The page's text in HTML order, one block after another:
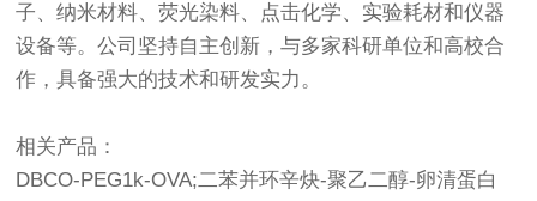
子、纳米材料、荧光染料、点击化学、实验耗材和仪器
设备等。公司坚持自主创新，与多家科研单位和高校合
作，具备强大的技术和研发实力。
相关产品：
DBCO-PEG1k-OVA;二苯并环辛炔-聚乙二醇-卵清蛋白